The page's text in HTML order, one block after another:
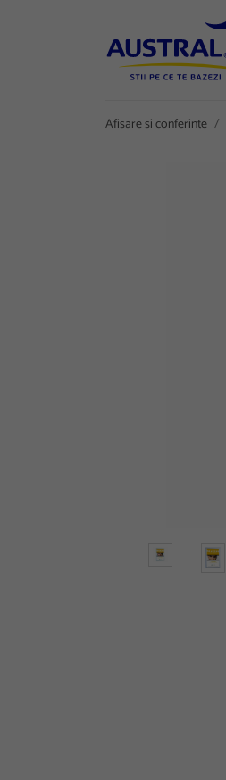
Afisare si conferinte